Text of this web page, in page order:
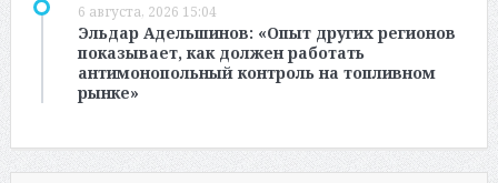
6 августа, 2026 15:04
Эльдар Адельшинов: «Опыт других регионов
показывает, как должен работать
антимонопольный контроль на топливном
рынке»